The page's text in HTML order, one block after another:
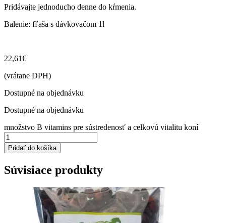
Pridávajte jednoducho denne do kŕmenia.
Balenie: fľaša s dávkovačom 1l
22,61€
(vrátane DPH)
Dostupné na objednávku
Dostupné na objednávku
množstvo B vitamins pre sústredenosť a celkovú vitalitu koní
Pridať do košíka
Súvisiace produkty